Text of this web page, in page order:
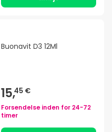
Buonavit D3 12Ml
15,45 €
Forsendelse inden for 24-72
timer